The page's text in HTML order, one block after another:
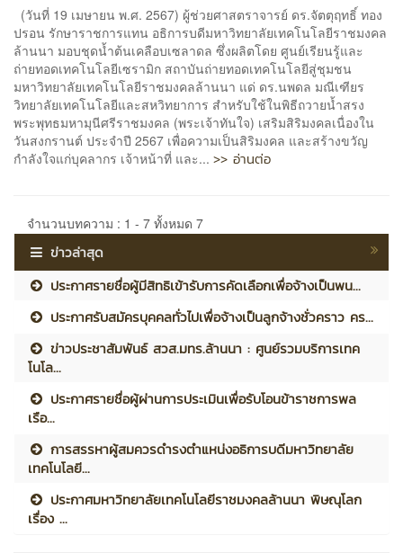
(วันที่ 19 เมษายน พ.ศ. 2567) ผู้ช่วยศาสตราจารย์ ดร.จัตตุฤทธิ์ ทอง
ปรอน รักษาราชการแทน อธิการบดีมหาวิทยาลัยเทคโนโลยีราชมงคล
ล้านนา มอบชุดน้ำต้นเคลือบเซลาดล ซึ่งผลิตโดย ศูนย์เรียนรู้และ
ถ่ายทอดเทคโนโลยีเซรามิก สถาบันถ่ายทอดเทคโนโลยีสู่ชุมชน
มหาวิทยาลัยเทคโนโลยีราชมงคลล้านนา แด่ ดร.นพดล มณีเฑียร
วิทยาลัยเทคโนโลยีและสหวิทยาการ สำหรับใช้ในพิธีถวายน้ำสรง
พระพุทธมหามุนีศรีราชมงคล (พระเจ้าทันใจ) เสริมสิริมงคลเนื่องใน
วันสงกรานต์ ประจำปี 2567 เพื่อความเป็นสิริมงคล และสร้างขวัญ
กำลังใจแก่บุคลากร เจ้าหน้าที่ และ... >> อ่านต่อ
จำนวนบทความ : 1 - 7 ทั้งหมด 7
ข่าวล่าสุด
ประกาศรายชื่อผู้มีสิทธิเข้ารับการคัดเลือกเพื่อจ้างเป็นพน...
ประกาศรับสมัครบุคคลทั่วไปเพื่อจ้างเป็นลูกจ้างชั่วคราว คร...
ข่าวประชาสัมพันธ์ สวส.มทร.ล้านนา : ศูนย์รวมบริการเทค
โนโล...
ประกาศรายชื่อผู้ผ่านการประเมินเพื่อรับโอนข้าราชการพล
เรือ...
การสรรหาผู้สมควรดำรงตำแหน่งอธิการบดีมหาวิทยาลัย
เทคโนโลยี...
ประกาศมหาวิทยาลัยเทคโนโลยีราชมงคลล้านนา พิษณุโลก
เรื่อง ...